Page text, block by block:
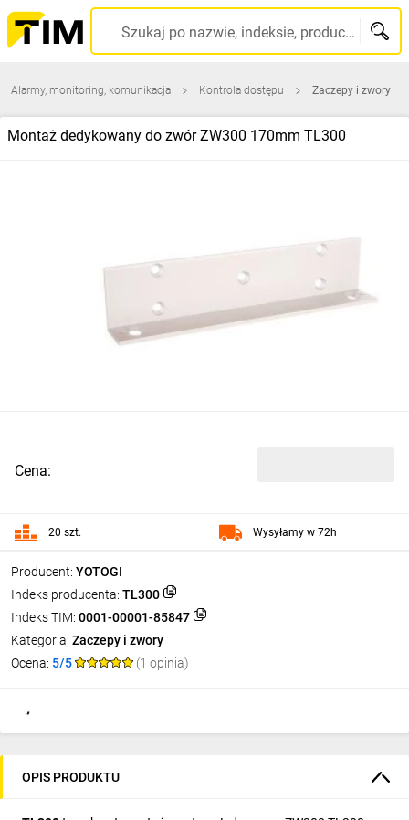
Szukaj po nazwie, indeksie, producencie, kodzie kreskowym...
Alarmy, monitoring, komunikacja Kontrola dostępu Zaczepy i zwory
Montaż dedykowany do zwór ZW300 170mm TL300
Producent: YOTOGI
Indeks producenta: TL300
Indeks TIM: 0001-00001-85847
Kategoria: Zaczepy i zwory
Ocena: 5/5 (1 opinia)
Cena:
20 szt. Wysyłamy w 72h
OPIS PRODUKTU